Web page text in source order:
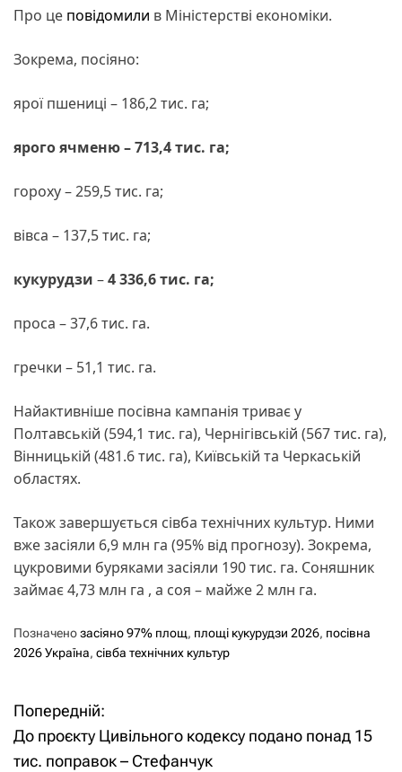
Про це повідомили в Міністерстві економіки.
Зокрема, посіяно:
ярої пшениці – 186,2 тис. га;
ярого ячменю – 713,4 тис. га;
гороху – 259,5 тис. га;
вівса – 137,5 тис. га;
кукурудзи –4 336,6 тис. га;
проса – 37,6 тис. га.
гречки – 51,1 тис. га.
Найактивніше посівна кампанія триває у
Полтавській (594,1 тис. га), Чернігівській (567 тис. га),
Вінницькій (481.6 тис. га), Київській та Черкаській
областях.
Також завершується сівба технічних культур. Ними
вже засіяли 6,9 млн га (95% від прогнозу). Зокрема,
цукровими буряками засіяли 190 тис. га. Соняшник
займає 4,73 млн га , а соя – майже 2 млн га.
Позначенозасіяно 97% площ, площі кукурудзи 2026, посівна
2026 Україна, сівба технічних культур
Н
а
Попередній:
До проєкту Цивільного кодексу подано понад 15
тис. поправок – Стефанчук